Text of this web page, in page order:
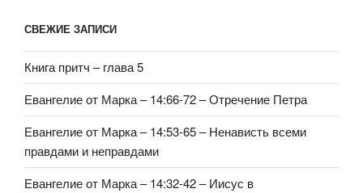
СВЕЖИЕ ЗАПИСИ
Книга притч – глава 5
Евангелие от Марка – 14:66-72 – Отречение Петра
Евангелие от Марка – 14:53-65 – Ненависть всеми
правдами и неправдами
Евангелие от Марка – 14:32-42 – Иисус в